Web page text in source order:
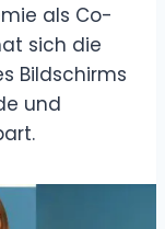
als Co-
sich die
Bildschirms
und